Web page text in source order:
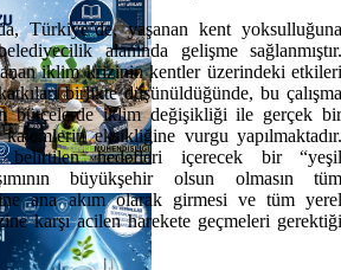
Türkiye’de, yaşanan kent
alanında gelişme
iklim krizinin kentler üzerindeki
birlikte düşünüldüğünde, bu
bütçelerde iklim değişikliği ile gerçek
eksikliğine vurgu
belirtilen hedefleri içerecek bir
büyükşehir olsun olmasın
ana akım olarak girmesi ve tüm
karşı acilen harekete geçmeleri